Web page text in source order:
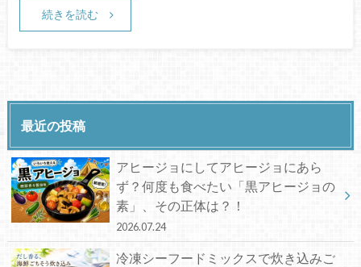
続きを読む
最近の投稿
アヒージョにしてアヒージョにあら
ず？何度も食べたい「黒アヒージョの
素」、その正体は？！
2026.07.24
冷凍シーフードミックスで炊き込みご